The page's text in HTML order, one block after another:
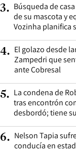
3. Búsqueda de
de su mascota y
Vozinha planifica
4. El golazo desde
Zampedri que
ante Cobresal
5. La condena de
tras encontrón
desbordó; tiene
6. Nelson Tapia
conducía en